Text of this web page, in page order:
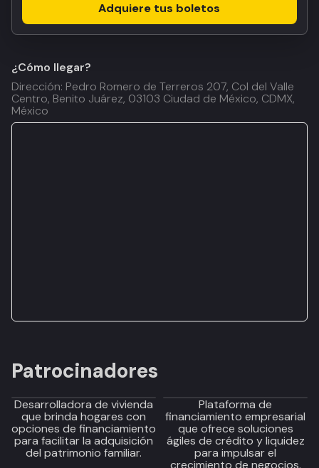
Adquiere tus boletos
¿Cómo llegar?
Dirección: Pedro Romero de Terreros 207, Col del Valle
Centro, Benito Juárez, 03103 Ciudad de México, CDMX,
México
Patrocinadores
Desarrolladora de vivienda
que brinda hogares con
opciones de financiamiento
para facilitar la adquisición
del patrimonio familiar.
Plataforma de
financiamiento empresarial
que ofrece soluciones
ágiles de crédito y liquidez
para impulsar el
crecimiento de negocios.